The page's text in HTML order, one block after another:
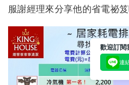
服謝經理來分享他的省電祕笈
連